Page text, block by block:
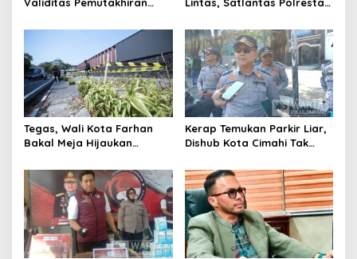
Cimahi Lakukan
Motor Berknalpot Brong
Tegas, Wali Kota Farhan
Bakal Meja Hijaukan
Riau
Kerap Temukan Parkir Liar,
Dishub Kota Cimahi Tak
Pembinaan